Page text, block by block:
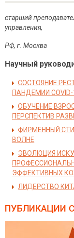
старший
управления,
РФ, г. Москва
Научный
СОСТОЯНИЕ
ПАНДЕМИИ COVID-
ОБУЧЕНИЕ
ПЕРСПЕКТИВ
ФИРМЕННЫЙ
ВОЛНЕ
ЭВОЛЮЦИЯ
ЭФФЕКТИВНЫХ
ЛИДЕРСТВО
ПУБЛИКАЦИИ